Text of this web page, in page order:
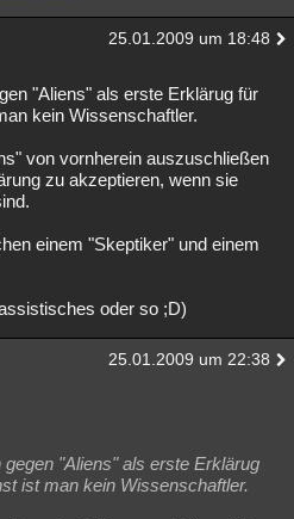
25.01.2009 um 18:48
"Aliens" als erste Erklärug für
kein Wissenschaftler.
von vornherein auszuschließen
zu akzeptieren, wenn sie
einem "Skeptiker" und einem
oder so ;D)
25.01.2009 um 22:38
"Aliens" als erste Erklärug
ist man kein Wissenschaftler.